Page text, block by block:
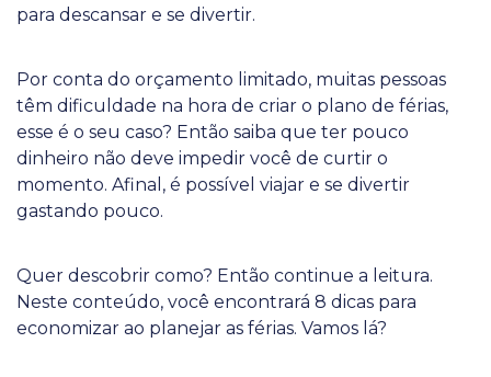
para descansar e se divertir.
Por conta do orçamento limitado, muitas pessoas
têm dificuldade na hora de criar o plano de férias,
esse é o seu caso? Então saiba que ter pouco
dinheiro não deve impedir você de curtir o
momento. Afinal, é possível viajar e se divertir
gastando pouco.
Quer descobrir como? Então continue a leitura.
Neste conteúdo, você encontrará 8 dicas para
economizar ao planejar as férias. Vamos lá?